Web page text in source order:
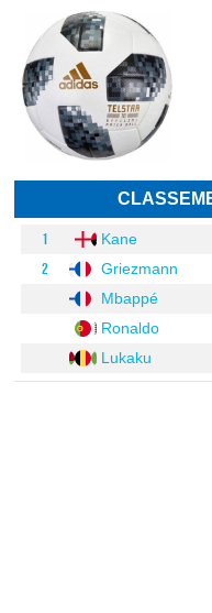
1 Kane
2
Griezmann
Mbappé
Ronaldo
Lukaku